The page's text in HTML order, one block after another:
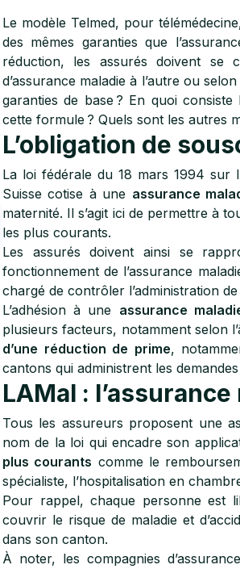
Le modèle Telmed, pour
des mêmes garanties que
réduction, les assurés doivent se
d’assurance maladie à l’autre ou
garanties de base ? En quoi
cette formule ? Quels sont les autres
L’obligation de
La loi fédérale du 18 mars 1994 sur
Suisse cotise à une assurance
maternité. Il s’agit ici de permettre à
les plus courants.
Les assurés doivent ainsi se
fonctionnement de l’assurance
chargé de contrôler l’administration
L’adhésion à une assurance
plusieurs facteurs, notamment selon
d’une réduction de prime,
cantons qui administrent les
LAMal :
Tous les assureurs proposent une
nom de la loi qui encadre son
plus courants comme le
spécialiste, l’hospitalisation en
Pour rappel, chaque personne est
couvrir le risque de maladie et
dans son canton.
À noter, les compagnies